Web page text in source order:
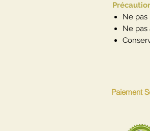
Ne pas
Ne pas
Paiement